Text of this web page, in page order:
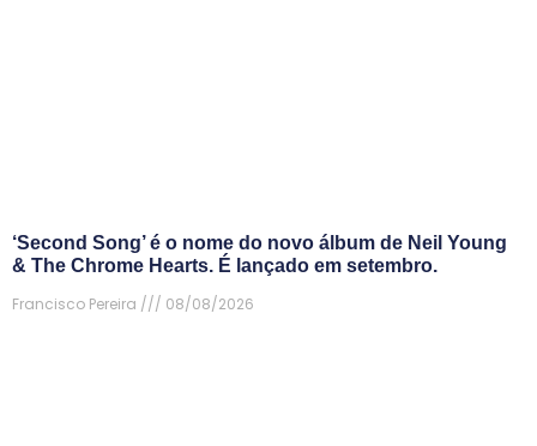
‘Second Song’ é o nome do novo álbum de Neil Young
& The Chrome Hearts. É lançado em setembro.
Francisco Pereira
08/08/2026